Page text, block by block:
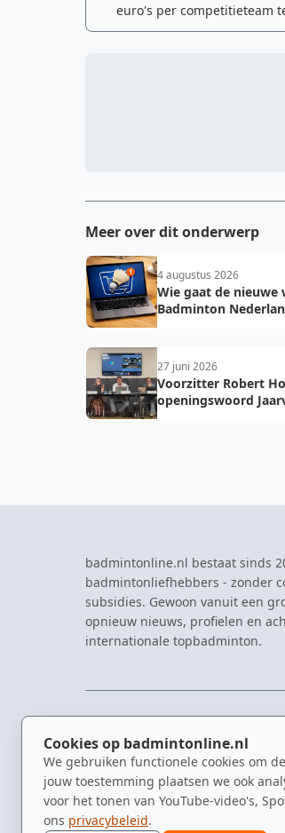
Cookies op badmintonline.nl
We gebruiken functionele cookies om
jouw toestemming plaatsen we ook
voor het tonen van YouTube-video's,
ons privacybeleid.
euro's per competitieteam
Badminton Nederland?
Meer over dit onderwerp
4 augustus 2026
Wie gaat de nieuwe
Badminton
27 juni 2026
Voorzitter Robert
openingswoord
badmintonline.nl bestaat sinds
badmintonliefhebbers - zonder
subsidies. Gewoon vanuit een
opnieuw nieuws, profielen en
internationale topbadminton.
Nieuws
Kennisbank
Spelers
Clubs